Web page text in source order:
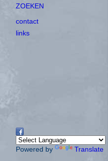
ZOEKEN
contact
links
Powered by Translate